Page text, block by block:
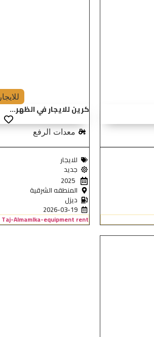
للايجار
كرين للايجار في الظهر...
معدات الرفع
للايجار
جديد
2025
المنطقه الشرقية
ديزل
2026-03-19
Taj-Almamlka-equipment rent